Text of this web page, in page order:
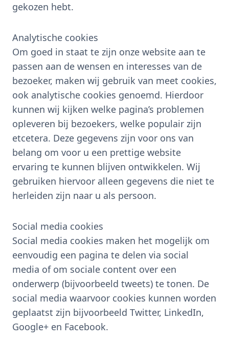
gekozen hebt.
Analytische cookies
Om goed in staat te zijn onze website aan te
passen aan de wensen en interesses van de
bezoeker, maken wij gebruik van meet cookies,
ook analytische cookies genoemd. Hierdoor
kunnen wij kijken welke pagina’s problemen
opleveren bij bezoekers, welke populair zijn
etcetera. Deze gegevens zijn voor ons van
belang om voor u een prettige website
ervaring te kunnen blijven ontwikkelen. Wij
gebruiken hiervoor alleen gegevens die niet te
herleiden zijn naar u als persoon.
Social media cookies
Social media cookies maken het mogelijk om
eenvoudig een pagina te delen via social
media of om sociale content over een
onderwerp (bijvoorbeeld tweets) te tonen. De
social media waarvoor cookies kunnen worden
geplaatst zijn bijvoorbeeld Twitter, LinkedIn,
Google+ en Facebook.